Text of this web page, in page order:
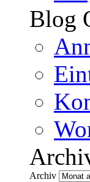
Blog
Archiv